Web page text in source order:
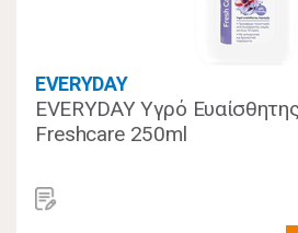
EVERYDAY
EVERYDAY Υγρό
Freshcare 250ml